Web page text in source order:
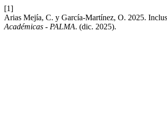
[1]
Arias Mejía, C. y García-Martínez, O. 2025.
Académicas - PALMA. (dic. 2025).